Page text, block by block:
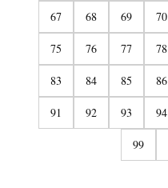
67 68 69 70
75 76 77 78
83 84 85 86
91 92 93 94
99